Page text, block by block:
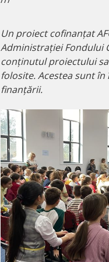
Un proiect cofinanțat
Administrației Fondului
conținutul proiectului
folosite. Acestea sunt
finanțării.